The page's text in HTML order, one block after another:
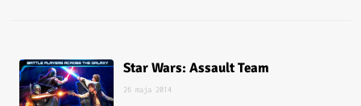
Star Wars: Assault Team
26 maja 2014